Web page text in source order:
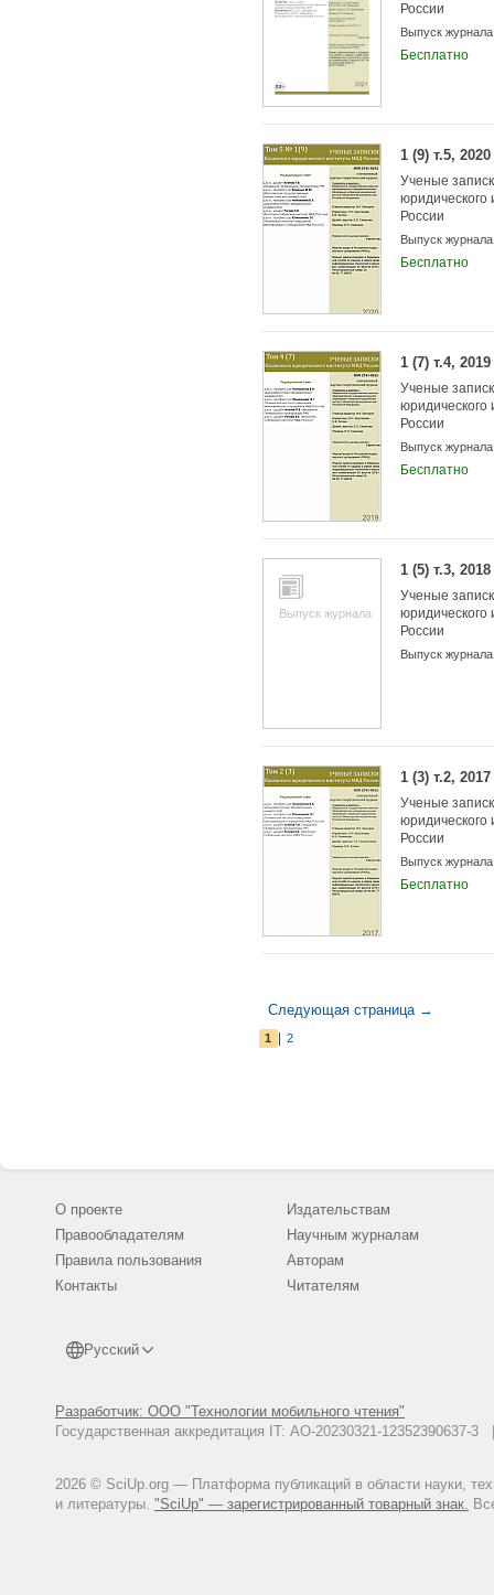
России
Выпуск журнала
Бесплатно
1 (9) т.5, 2020
Ученые
юридического
России
Выпуск журнала
Бесплатно
1 (7) т.4, 2019
Ученые
юридического
России
Выпуск журнала
Бесплатно
Выпуск журнала
1 (5) т.3, 2018
Ученые
юридического
России
Выпуск журнала
1 (3) т.2, 2017
Ученые
юридического
России
Выпуск журнала
Бесплатно
Следующая страница →
1 2
О проекте
Правообладателям
Правила пользования
Контакты
Русский
Разработчик: ООО "Технологии мобильного чтения"
Государственная аккредитация IT: АО-20230321-
2026 © SciUp.org — Платформа публикаций в области науки,
и литературы. "SciUp" — зарегистрированный товарный знак.
Издательствам
Научным журналам
Авторам
Читателям